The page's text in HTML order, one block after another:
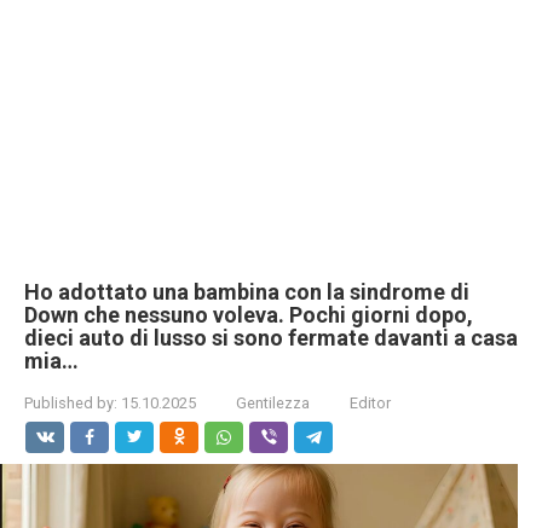
Ho adottato una bambina con la sindrome di
Down che nessuno voleva. Pochi giorni dopo,
dieci auto di lusso si sono fermate davanti a casa
mia…
Published by: 15.10.2025 Gentilezza Editor